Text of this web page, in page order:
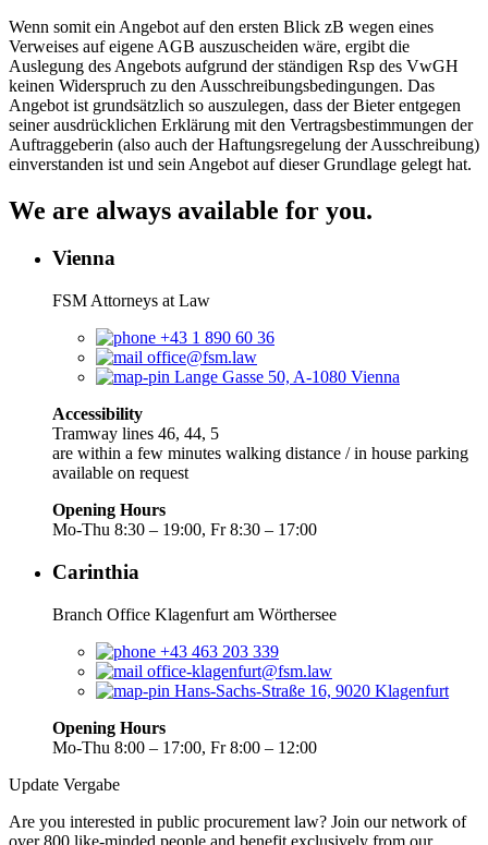
Wenn somit ein Angebot auf den ersten Blick zB wegen eines
Verweises auf eigene AGB auszuscheiden wäre, ergibt die
Auslegung des Angebots aufgrund der ständigen Rsp des VwGH
keinen Widerspruch zu den Ausschreibungsbedingungen. Das
Angebot ist grundsätzlich so auszulegen, dass der Bieter entgegen
seiner ausdrücklichen Erklärung mit den Vertragsbestimmungen der
Auftraggeberin (also auch der Haftungsregelung der Ausschreibung)
einverstanden ist und sein Angebot auf dieser Grundlage gelegt hat.
We are always available for you.
Vienna
FSM Attorneys at Law
+43 1 890 60 36
office@fsm.law
Lange Gasse 50, A-1080 Vienna
Accessibility
Tramway lines 46, 44, 5
are within a few minutes walking distance / in house parking
available on request
Opening Hours
Mo-Thu 8:30 – 19:00, Fr 8:30 – 17:00
Carinthia
Branch Office Klagenfurt am Wörthersee
+43 463 203 339
office-klagenfurt@fsm.law
Hans-Sachs-Straße 16, 9020 Klagenfurt
Opening Hours
Mo-Thu 8:00 – 17:00, Fr 8:00 – 12:00
Update Vergabe
Are you interested in public procurement law? Join our network of
over 800 like-minded people and benefit exclusively from our